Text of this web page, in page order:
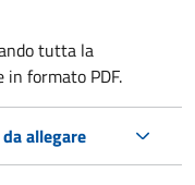
tutta la
formato PDF.
allegare